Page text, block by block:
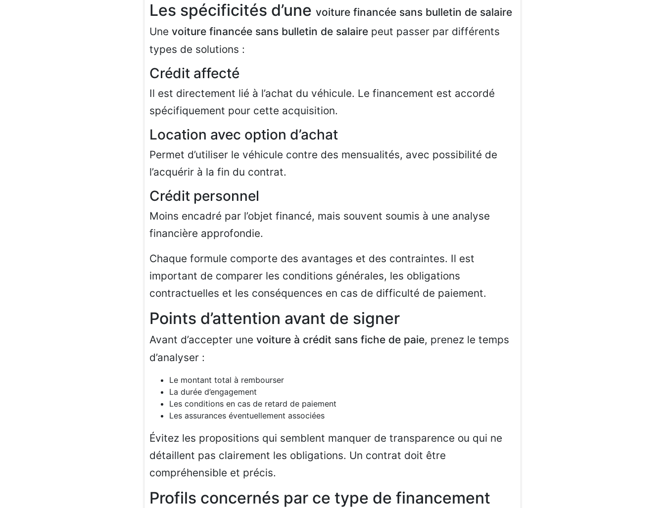
Les spécificités d’une voiture financée sans bulletin de salaire
Une voiture financée sans bulletin de salaire peut passer par différents
types de solutions :
Crédit affecté
Il est directement lié à l’achat du véhicule. Le financement est accordé
spécifiquement pour cette acquisition.
Location avec option d’achat
Permet d’utiliser le véhicule contre des mensualités, avec possibilité de
l’acquérir à la fin du contrat.
Crédit personnel
Moins encadré par l’objet financé, mais souvent soumis à une analyse
financière approfondie.
Chaque formule comporte des avantages et des contraintes. Il est
important de comparer les conditions générales, les obligations
contractuelles et les conséquences en cas de difficulté de paiement.
Points d’attention avant de signer
Avant d’accepter une voiture à crédit sans fiche de paie, prenez le temps
d’analyser :
Le montant total à rembourser
La durée d’engagement
Les conditions en cas de retard de paiement
Les assurances éventuellement associées
Évitez les propositions qui semblent manquer de transparence ou qui ne
détaillent pas clairement les obligations. Un contrat doit être
compréhensible et précis.
Profils concernés par ce type de financement